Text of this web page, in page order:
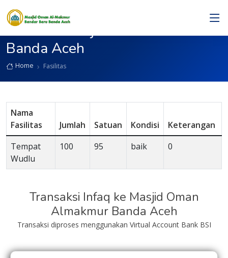
Home Fasilitas
Fasilitas Masjid Oman Almakmur
Banda Aceh
Nama
Fasilitas
Jumlah Satuan Kondisi
Keterangan
Tempat
Wudlu
100 95 baik 0
Transaksi Infaq ke Masjid Oman
Almakmur Banda Aceh
Transaksi diproses menggunakan Virtual Account Bank BSI